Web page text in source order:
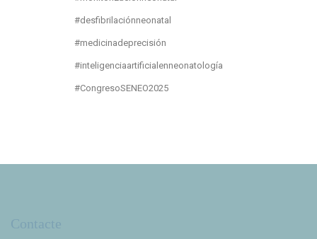
#desfibrilaciónneonatal
#medicinadeprecisión
#inteligenciaartificialenneonatología
#CongresoSENEO2025